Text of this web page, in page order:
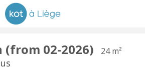
02-2026) 24 m²